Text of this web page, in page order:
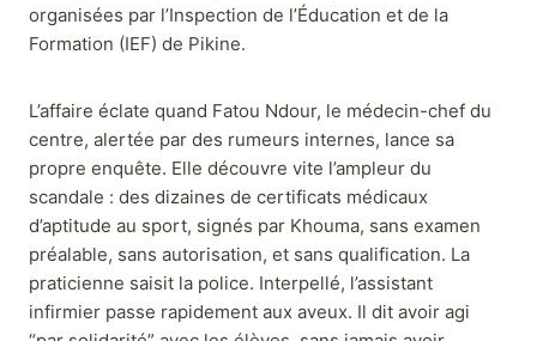
organisées par l’Inspection de l’Éducation et de la
Formation (IEF) de Pikine.
L’affaire éclate quand Fatou Ndour, le médecin-chef du
centre, alertée par des rumeurs internes, lance sa
propre enquête. Elle découvre vite l’ampleur du
scandale : des dizaines de certificats médicaux
d’aptitude au sport, signés par Khouma, sans examen
préalable, sans autorisation, et sans qualification. La
praticienne saisit la police. Interpellé, l’assistant
infirmier passe rapidement aux aveux. Il dit avoir agi